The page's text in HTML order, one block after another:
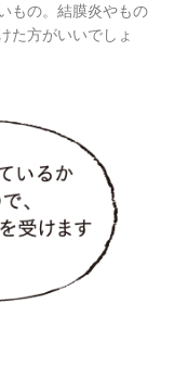
もの。結膜炎やもの
た方がいいでしょ